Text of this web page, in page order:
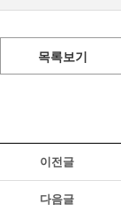
목록보기
이전글
다음글